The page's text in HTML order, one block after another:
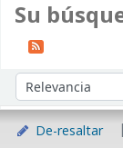
Su
Ordenar por:
De-resaltar